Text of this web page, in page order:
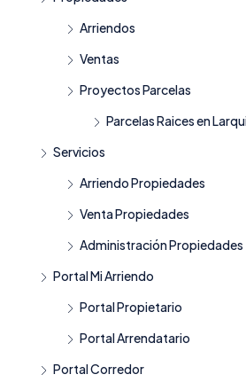
Arriendos
Ventas
Proyectos Parcelas
Parcelas Raices en Larqui
Servicios
Arriendo Propiedades
Venta Propiedades
Administración Propiedades
Portal Mi Arriendo
Portal Propietario
Portal Arrendatario
Portal Corredor